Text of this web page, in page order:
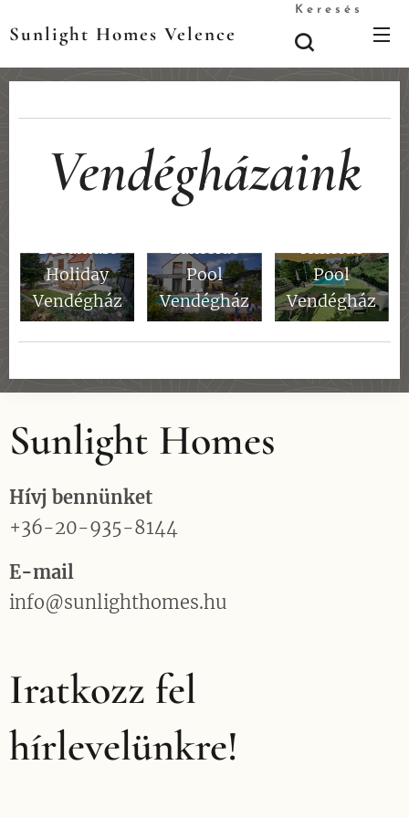
Sunlight Homes Velence
Keresés
Vendégházaink
Dreamart
Holiday
Vendégház
Lakeside
Pool
Vendégház
Hillside
Pool
Vendégház
Sunlight Homes
Hívj bennünket
+36-20-935-8144
E-mail
info@sunlighthomes.hu
Iratkozz fel
hírlevelünkre!